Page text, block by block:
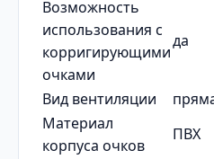
Возможность
использования с
корригирующими
очками
да
Вид вентиляции
Материал
корпуса очков
ПВХ